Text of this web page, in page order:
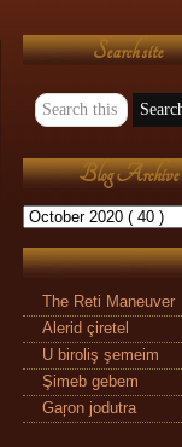
Search site
Blog Archive
The Reti Maneuver
Alerid çiretel
U biroliş şemeim
Şimeb gebem
Gaŗon jodutra